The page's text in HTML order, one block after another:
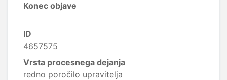
Konec objave
ID
4657575
Vrsta procesnega dejanja
redno poročilo upravitelja